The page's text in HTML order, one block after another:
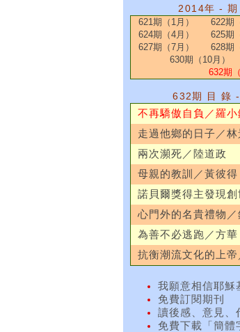
2014年 - 期
621期（1月） 622期
624期（4月）
625期
627期（7月）
628期
630期（10月）
632期
632期 目 錄
不再驕傲自負／羅小
走過他鄉的日子／林
兩次瀕死／陸道政
母親的教訓／黃彼得
諾貝爾獎得主發現
心門外的名貴禮物／
為善不必逃跑／方華
抗衡潮流文化的上帝
我願意相信耶穌
免費訂閱期刊
讀後感、意見、
免費下載「簡體